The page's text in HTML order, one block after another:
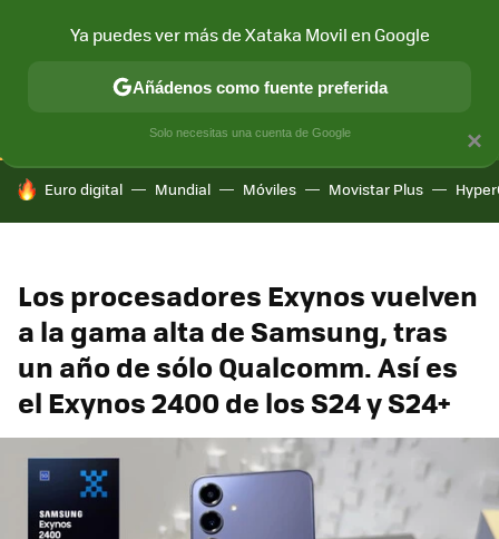
CONECTIVIDAD MÓVIL Y SOCIEDAD APLICACIONES
HOY SE HABLA DE
Euro digital Mundial Móviles Movistar Plus
Los procesadores Exynos vuelven
a la gama alta de Samsung, tras
un año de sólo Qualcomm. Así es
el Exynos 2400 de los S24 y S24+
×
Ya puedes ver más de Xataka Movil en Google
Añádenos como fuente preferida
Solo necesitas una cuenta de Google